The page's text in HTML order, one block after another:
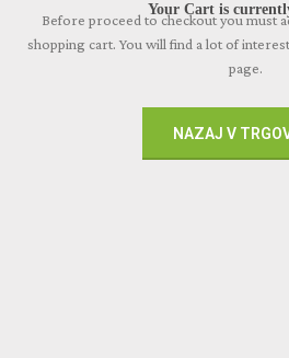
Before proceed to checkout you must
shopping cart. You will find a lot of
page.
NAZAJ V